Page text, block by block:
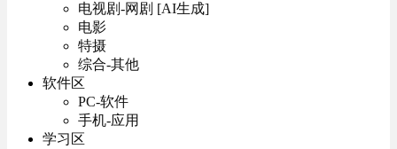
电视剧-网剧 [AI生成]
电影
特摄
综合-其他
软件区
PC-软件
手机-应用
学习区